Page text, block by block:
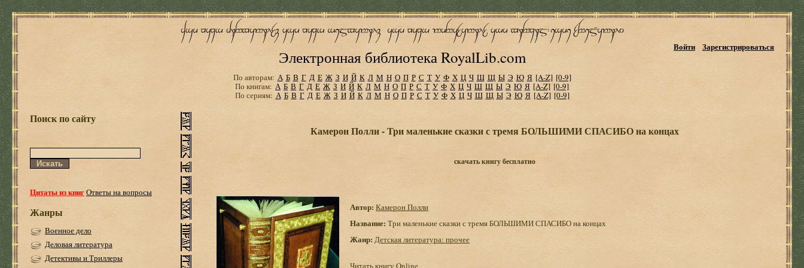
Электронная библиотека RoyalLib.com
Войти Зарегистрироваться
По авторам: А Б В Г Д Е Ж З И Й К Л М Н О П Р С Т У Ф Х Ц Ч Ш Щ Ы Э Ю Я [A-Z] [0-9]
По книгам: А Б В Г Д Е Ж З И Й К Л М Н О П Р С Т У Ф Х Ц Ч Ш Щ Ы Э Ю Я [A-Z] [0-9]
По сериям: А Б В Г Д Е Ж З И Й К Л М Н О П Р С Т У Ф Х Ц Ч Ш Щ Ы Э Ю Я [A-Z] [0-9]
Поиск по сайту
Цитаты из книгОтветы на вопросы
Жанры
Военное дело
Деловая литература
Детективы и Триллеры
Камерон Полли - Три маленькие сказки с тремя БОЛЬШИМИ СПАСИБО на концах
скачать книгу бесплатно
Автор: Камерон Полли
Название: Три маленькие сказки с тремя БОЛЬШИМИ СПАСИБО на концах
Жанр: Детская литература: прочее
Читать книгу Online